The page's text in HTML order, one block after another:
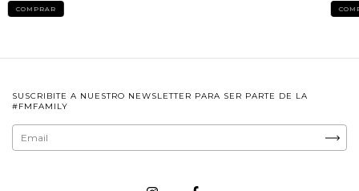
COMPRAR
SUSCRIBITE A NUESTRO NEWSLETTER PARA SER PARTE DE LA
#FMFAMILY